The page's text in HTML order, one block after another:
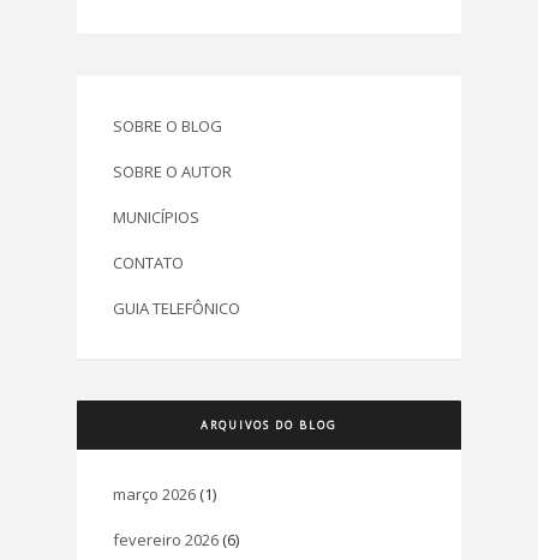
SOBRE O BLOG
SOBRE O AUTOR
MUNICÍPIOS
CONTATO
GUIA TELEFÔNICO
ARQUIVOS DO BLOG
março 2026 (1)
fevereiro 2026 (6)